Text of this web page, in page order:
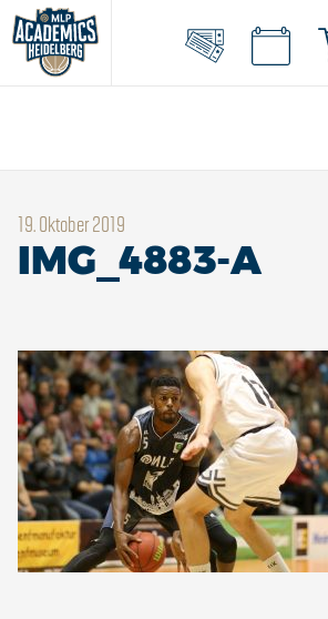
19. Oktober 2019
IMG_4883-A